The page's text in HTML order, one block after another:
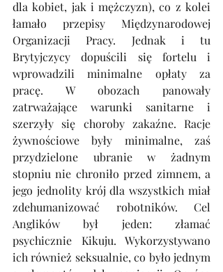
dla kobiet, jak i mężczyzn), co z kolei
łamało przepisy Międzynarodowej
Organizacji Pracy. Jednak i tu
Brytyjczycy dopuścili się fortelu i
wprowadzili minimalne opłaty za
pracę. W obozach panowały
zatrważające warunki sanitarne i
szerzyły się choroby zakaźne. Racje
żywnościowe były minimalne, zaś
przydzielone ubranie w żadnym
stopniu nie chroniło przed zimnem, a
jego jednolity krój dla wszystkich miał
zdehumanizować robotników. Cel
Anglików był jeden: złamać
psychicznie Kikuju. Wykorzystywano
ich również seksualnie, co było jednym